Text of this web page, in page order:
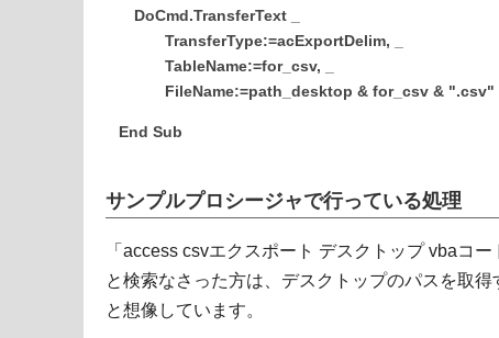
DoCmd.TransferText _
TransferType:=acExportDelim, _
TableName:=for_csv, _
FileName:=path_desktop & for_csv & ".csv"
End Sub
サンプルプロシージャで行っている処理
「access csvエクスポート デスクトップ vbaコー
と検索なさった方は、デスクトップのパスを取得
と想像しています。